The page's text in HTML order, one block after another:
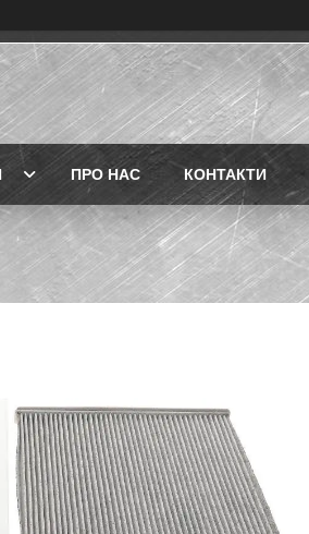
ПРО НАС КОНТАКТИ